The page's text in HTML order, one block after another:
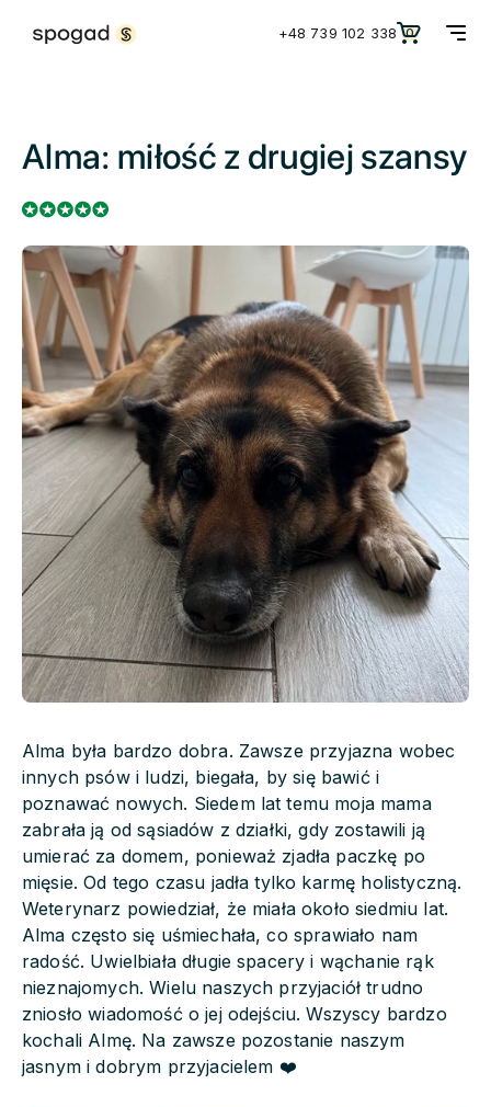
+48 739 102 338 0
Alma: miłość z drugiej szansy
Alma była bardzo dobra. Zawsze przyjazna wobec
innych psów i ludzi, biegała, by się bawić i
poznawać nowych. Siedem lat temu moja mama
zabrała ją od sąsiadów z działki, gdy zostawili ją
umierać za domem, ponieważ zjadła paczkę po
mięsie. Od tego czasu jadła tylko karmę holistyczną.
Weterynarz powiedział, że miała około siedmiu lat.
Alma często się uśmiechała, co sprawiało nam
radość. Uwielbiała długie spacery i wąchanie rąk
nieznajomych. Wielu naszych przyjaciół trudno
zniosło wiadomość o jej odejściu. Wszyscy bardzo
kochali Almę. Na zawsze pozostanie naszym
jasnym i dobrym przyjacielem ❤️